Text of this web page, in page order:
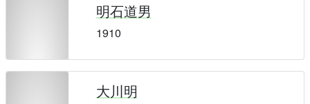
明石道男
1910
大川明